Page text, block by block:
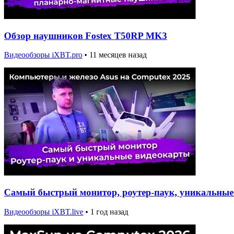
Обзор наушников Fostex T50RP MK3
Видеообзоры iXBT.pro • 11 месяцев назад
Самый быстрый монитор, роутер-паук,
Видеообзоры iXBT.live • 1 год назад